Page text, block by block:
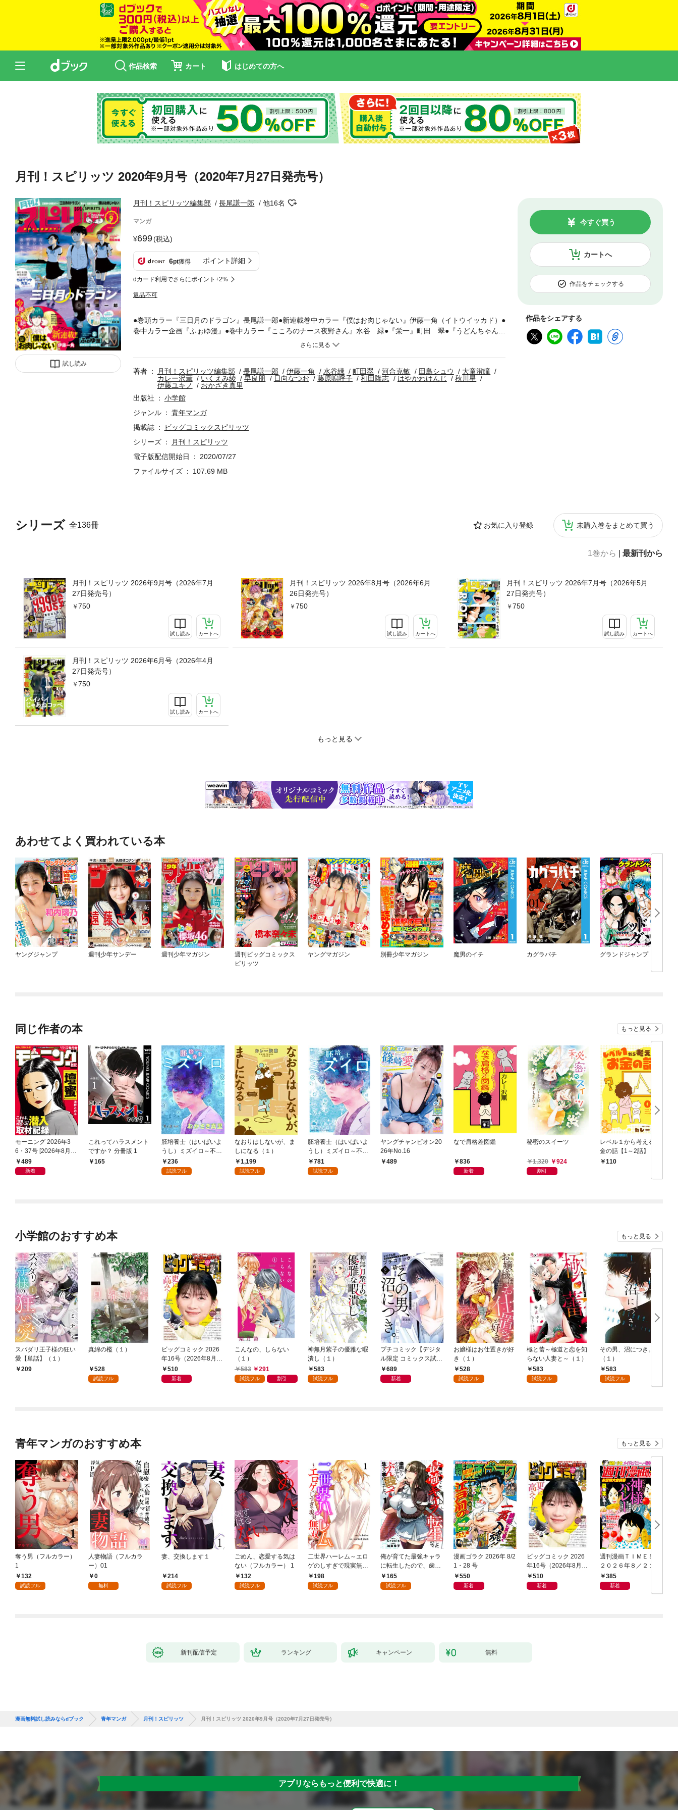
作品検索 カート はじめての方へ
月刊！スピリッツ 2020年9月号（2020年7月27日発売号）
試し読み
月刊！スピリッツ編集部 長尾謙一郎 他16名
マンガ
699(税込)
6pt獲得 ポイント詳細
dカード利用でさらにポイント+2%
返品不可
カートへ
今すぐ買う
作品をチェックする
作品をシェアする
シリーズ 全136冊 お気に入り登録 未購入巻をまとめて買う
1巻から 最新刊から
月刊！スピリッツ 2026年9月号（2026年7月
27日発売号）
750
試し読み カートへ
月刊！スピリッツ 2026年8月号（2026年6月
26日発売号）
750
試し読み カートへ
月刊！スピリッツ 2026年7月号（2026年5月
27日発売号）
750
試し読み カートへ
月刊！スピリッツ 2026年6月号（2026年4月
27日発売号）
750
試し読み カートへ
もっと見る
●巻頭カラー『三日月のドラゴン』長尾謙一郎●新連載巻中カラー『僕はお肉じゃない』伊藤一角（イトウイッカド）●
巻中カラー企画『ふぉゆ漫』●巻中カラー『こころのナース夜野さん』水谷 緑●『栄一』町田 翠●『うどんちゃん』
河合克敏●出張掲載『田島シュウの日めくり漫言』田島シュウ●『映像研には手を出すな！』大童澄瞳●『なおりはしな
和田隆志●『デカニアラズ』はやかわけんじ●入魂読切①『三千鴉の世界たち（後編）』秋川 星（アキカワセイ）●入
魂読切②『ドリフター』伊藤ユキノ（イトウユキノ）●『阿・吽』おかざき真里 ＊「月刊！スピリッツ」デジタル版
には、紙版の付録は付きません。また、一部誌面の内容が異なる場合があります。
著者 月刊！スピリッツ編集部 長尾謙一郎 伊藤一角 水谷緑 町田翠 河合克敏 田島シュウ
大童澄瞳
カレー沢薫
いくえみ綾 早良朋 日向なつお 藤原嗚呼子 和田隆志 はやかわけんじ
秋川星
伊藤ユキノ
おかざき真里
出版社
小学館
ジャンル
青年マンガ
掲載誌
ビッグコミックスピリッツ
シリーズ
月刊！スピリッツ
電子版配信開始日
2020/07/27
ファイルサイズ
107.69 MB
あわせてよく買われている本
ヤングジャンプ 週刊少年サンデー 週刊少年マガジン
週刊ビッグコミックス
ピリッツ
ヤングマガジン 別冊少年マガジン 魔男のイチ カグラバチ グランドジャンプ
同じ作者の本 もっと見る
モーニング 2026年3
6・37号 [2026年8月6
日発売]
489
新着
これってハラスメント
ですか？ 分冊版 1
165
胚培養士（はいばいよ
うし）ミズイロ～不妊
治療のスペシャリスト
～【単話】（１）
236
試読フル
なおりはしないが、ま
しになる（１）
1,199
試読フル
胚培養士（はいばいよ
うし）ミズイロ～不妊
治療のスペシャリスト
～（１）
781
試読フル
ヤングチャンピオン20
26年No.16
489
なで肩格差図鑑
836
新着
秘密のスイーツ
1,320 924
割引
レベル１から考えるお
金の話【1～2話】
110
小学館のおすすめ本 もっと見る
スパダリ王子様の狂い
愛【単話】（１）
209
真綿の檻（１）
528
試読フル
ビッグコミック 2026
年16号（2026年8月7
日発売）
510
新着
こんなの、しらない
（１）
583
291
試読フル 割引
神無月紫子の優雅な暇
潰し（１）
583
試読フル
プチコミック【デジタ
ル限定 コミックス試し
読み特典付き】 2026
年9月号（2026年8月7
689
新着
お嬢様はお仕置きが好
き（１）
528
試読フル
極と蕾～極道と恋を知
らない人妻と～（１）
583
試読フル
その男、沼につき。
（１）
583
試読フル
青年マンガのおすすめ本 もっと見る
奪う男（フルカラー）
1
132
試読フル
人妻物語（フルカラ
ー）01
0
無料
妻、交換します１
214
試読フル
ごめん、恋愛する気は
ない（フルカラー） 1
132
試読フル
二世界ハーレム～エロ
ゲのしすぎで現実無双
～１198
試読フル
俺が育てた最強キャラ
に転生したので、歯向
かうヤツはすべてぶん
殴って生きる事にしま
165
試読フル
漫画ゴラク 2026年 8/2
1・28 号
550
新着
ビッグコミック 2026
年16号（2026年8月7
日発売）
510
新着
週刊漫画ＴＩＭＥＳ
２０２６年８／２１・
２８合併号
385
新着
新刊配信予定 ランキング キャンペーン 無料
漫画無料試し読みならdブック 青年マンガ 月刊！スピリッツ 月刊！スピリッツ 2020年9月号（2020年7月27日発売号）
アプリならもっと便利で快適に！